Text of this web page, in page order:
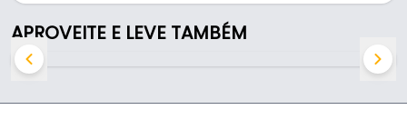
- Peso máximo: 1,5kg
- Aplicação: Fixação para pendurar quadros e
APROVEITE E LEVE TAMBÉM